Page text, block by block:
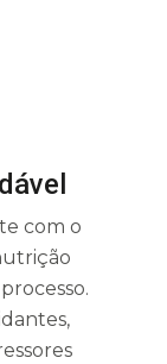
com o